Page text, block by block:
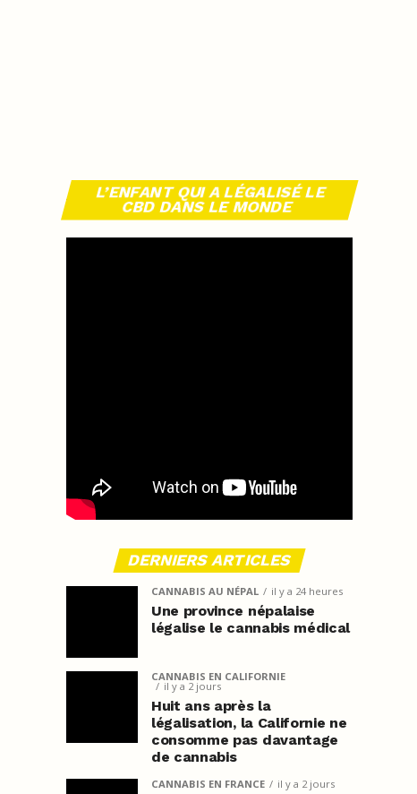
L’ENFANT QUI A LÉGALISÉ LE
CBD DANS LE MONDE
DERNIERS ARTICLES
CANNABIS AU NÉPAL il y a 24 heures
Une province népalaise
légalise le cannabis médical
CANNABIS EN CALIFORNIE
il y a 2 jours
Huit ans après la
légalisation, la Californie ne
consomme pas davantage
de cannabis
CANNABIS EN FRANCE il y a 2 jours